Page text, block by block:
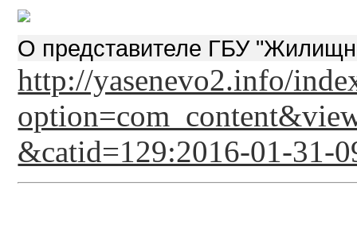
О представителе ГБУ
http://yasenevo2.info/
&catid=129:2016-01-31-